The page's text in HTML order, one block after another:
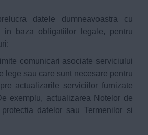
datele dumneavoastra cu
in baza obligatiilor legale, pentru
comunicari asociate serviciului
lege sau care sunt necesare pentru
actualizarile serviciilor furnizate
exemplu, actualizarea Notelor de
datelor sau Termenilor si